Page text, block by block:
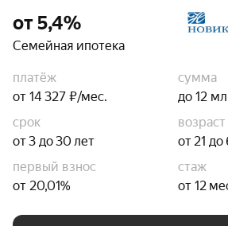
от 5,4%
Семейная ипотека
платёж
от 14 327 ₽/мес.
сумма
до 12
срок
от 3 до 30 лет
возраст
от 21 до
первый взнос
от 20,01%
стаж
от 12